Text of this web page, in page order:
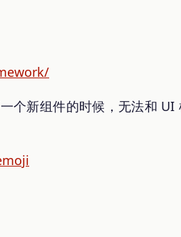
个新组件的时候，无法和 UI